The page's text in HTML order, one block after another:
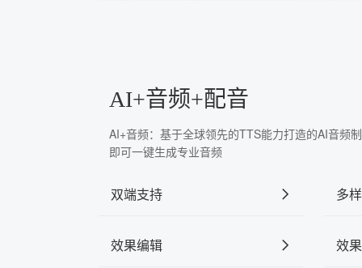
AI+音频+配音
AI+音频：基于全球领先的TTS能力打造的AI音频
即可一键生成专业音频
双端支持 多
效果编辑 效